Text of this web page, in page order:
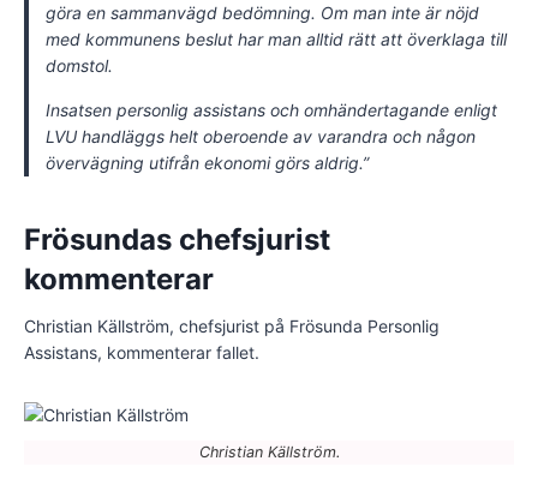
göra en sammanvägd bedömning. Om man inte är nöjd
med kommunens beslut har man alltid rätt att överklaga till
domstol.
Insatsen personlig assistans och omhändertagande enligt
LVU handläggs helt oberoende av varandra och någon
övervägning utifrån ekonomi görs aldrig.”
Frösundas chefsjurist
kommenterar
Christian Källström, chefsjurist på Frösunda Personlig
Assistans, kommenterar fallet.
Christian Källström.